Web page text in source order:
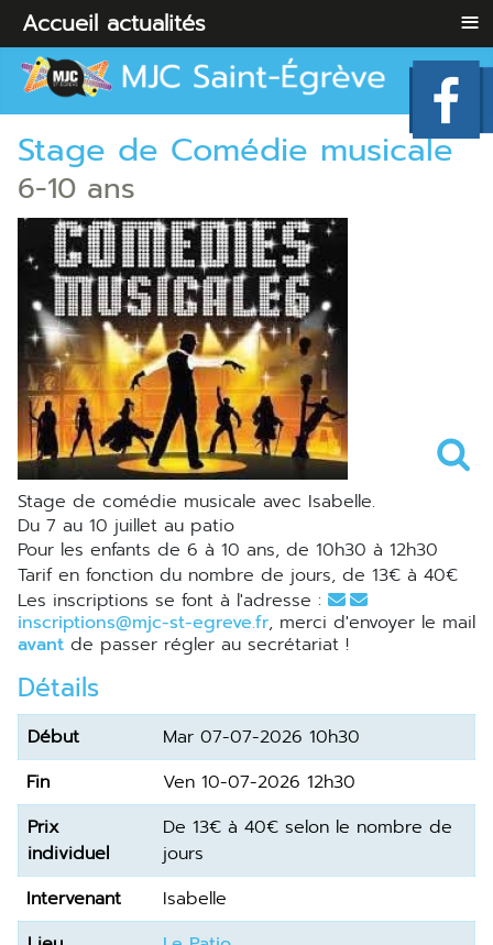
Stage de Comédie musicale
6-10 ans
Stage de comédie musicale avec Isabelle.
du 7 au 10 juillet au patio
Pour les enfants de 6 à 10 ans, de 10h30 à 12h30
Tarif en fonction du nombre de jours, de 13€ à 40€
Les inscriptions se font à l'adresse :
inscriptions@mjc-st-egreve.fr, merci d'envoyer le mail
avant de passer régler au secrétariat !
Détails
Début
Mar 07-07-2026 10h30
Fin
Ven 10-07-2026 12h30
Prix
individuel
de 13€ à 40€ selon le nombre de
jours
Intervenant
Isabelle
Accueil actualités ≡